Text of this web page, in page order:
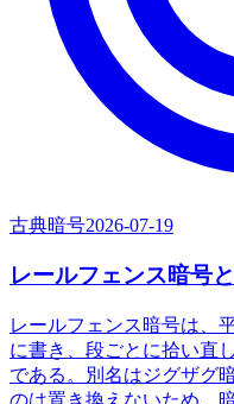
古典暗号2026-07-19
レールフェンス暗号
レールフェンス暗号は、
に書き、段ごとに拾い直
である。別名はジグザグ
のは置き換えないため、